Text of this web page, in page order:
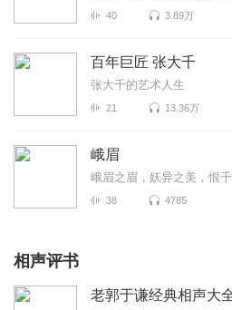
40 3.89万
百年巨匠 张大千
张大千的艺术人生
21 13.36万
峨眉
峨眉之眉，妖异之美，恨
38 4785
相声评书
老郭于谦经典相声大